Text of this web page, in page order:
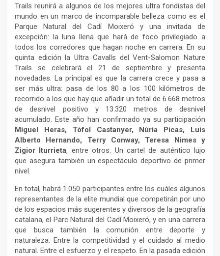
Trails reunirá a algunos de los mejores ultra fondistas del
mundo en un marco de incomparable belleza como es el
Parque Natural del Cadí Moixeró y una invitada de
excepción: la luna llena que hará de foco privilegiado a
todos los corredores que hagan noche en carrera. En su
quinta edición la Ultra Cavalls del Vent-Salomon Nature
Trails se celebrará el 21 de septiembre y presenta
novedades. La principal es que la carrera crece y pasa a
ser más ultra: pasa de los 80 a los 100 kilómetros de
recorrido a los que hay que añadir un total de 6.668 metros
de desnivel positivo y 13.320 metros de desnivel
acumulado. Este año han confirmado ya su participación
Miguel Heras, Tòfol Castanyer, Núria Picas, Luis
Alberto Hernando, Terry Conway, Teresa Nimes y
Zigior Iturrieta, entre otros. Un cartel de auténtico lujo
que asegura también un espectáculo deportivo de primer
nivel.
En total, habrá 1.050 participantes entre los cuáles algunos
representantes de la elite mundial que competirán por uno
de los espacios más sugerentes y diversos de la geografía
catalana, el Parc Natural del Cadí Moixeró, y en una carrera
que busca también la comunión entre deporte y
naturaleza. Entre la competitividad y el cuidado al medio
natural. Entre el esfuerzo y el respeto. En la pasada edición